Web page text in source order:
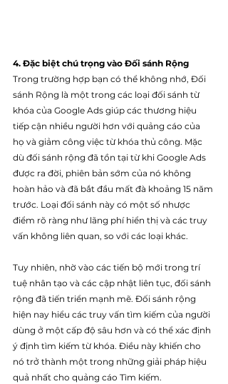
4. Đặc biệt chú trọng vào Đối sánh Rộng
Trong trường hợp bạn có thể không nhớ, Đối
sánh Rộng là một trong các loại đối sánh từ
khóa của Google Ads giúp các thương hiệu
tiếp cận nhiều người hơn với quảng cáo của
họ và giảm công việc từ khóa thủ công. Mặc
dù đối sánh rộng đã tồn tại từ khi Google Ads
được ra đời, phiên bản sớm của nó không
hoàn hảo và đã bắt đầu mất đà khoảng 15 năm
trước. Loại đối sánh này có một số nhược
điểm rõ ràng như lãng phí hiển thị và các truy
vấn không liên quan, so với các loại khác.
Tuy nhiên, nhờ vào các tiến bộ mới trong trí
tuệ nhân tạo và các cập nhật liên tục, đối sánh
rộng đã tiến triển mạnh mẽ. Đối sánh rộng
hiện nay hiểu các truy vấn tìm kiếm của người
dùng ở một cấp độ sâu hơn và có thể xác định
ý định tìm kiếm từ khóa. Điều này khiến cho
nó trở thành một trong những giải pháp hiệu
quả nhất cho quảng cáo Tìm kiếm.